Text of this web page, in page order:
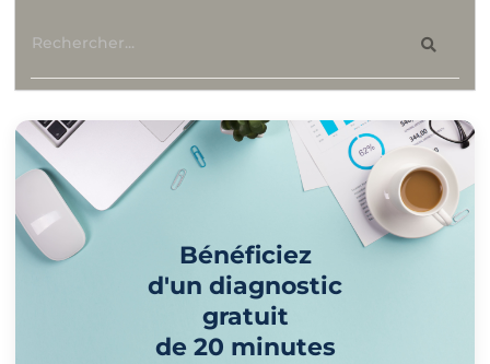
Bénéficiez
d'un diagnostic
gratuit
de 20 minutes